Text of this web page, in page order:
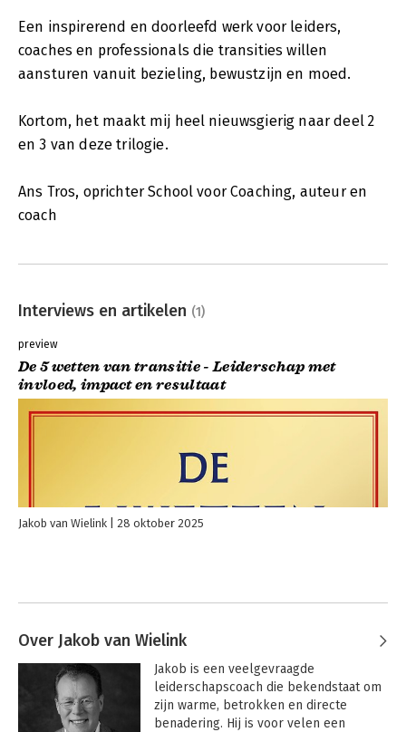
Een inspirerend en doorleefd werk voor leiders,
coaches en professionals die transities willen
aansturen vanuit bezieling, bewustzijn en moed.
Kortom, het maakt mij heel nieuwsgierig naar deel 2
en 3 van deze trilogie.
Ans Tros, oprichter School voor Coaching, auteur en
coach
Interviews en artikelen (1)
preview
De 5 wetten van transitie - Leiderschap met
invloed, impact en resultaat
Jakob van Wielink 28 oktober 2025
Over Jakob van Wielink
Jakob is een veelgevraagde
leiderschapscoach die bekendstaat om
zijn warme, betrokken en directe
benadering. Hij is voor velen een